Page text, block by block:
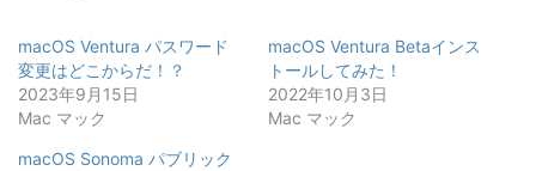
macOS Ventura パスワード
変更はどこからだ！？
2023年9月15日
Mac マック
macOS Ventura Betaインス
トールしてみた！
2022年10月3日
Mac マック
macOS Sonoma パブリック